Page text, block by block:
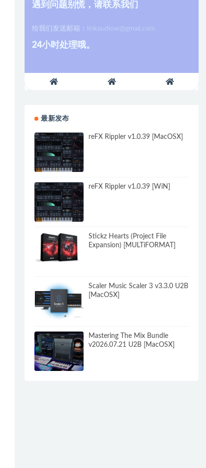
遇到问题别慌，请联系我们
给我们发送邮箱： linkaudiow@gmail.com
24小时处理哦。
最新发布
reFX Rippler v1.0.39 [MacOSX]
reFX Rippler v1.0.39 [WiN]
Stickz Hearts (Project File
Expansion) [MULTiFORMAT]
Scaler Music Scaler 3 v3.3.0 U2B
[MacOSX]
Mastering The Mix Bundle
v2026.07.21 U2B [MacOSX]